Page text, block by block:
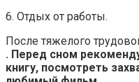
6. Отдых от работы.
После тяжелого
. Перед сном
книгу, посмотреть